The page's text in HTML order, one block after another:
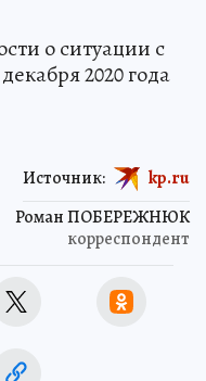
о ситуации с
2020 года
Роман ПОБЕРЕЖНЮК
корреспондент
Источник: kp.ru